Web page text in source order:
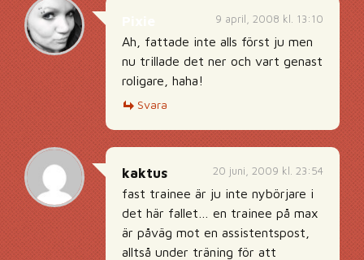
9 april, 2008 kl. 13:10
Ah, fattade inte alls först ju men
nu trillade det ner och vart genast
roligare, haha!
Svara
20 juni, 2009 kl. 23:54
kaktus
fast trainee är ju inte nybörjare i
det här fallet… en trainee på max
är påväg mot en assistentspost,
alltså under träning för att